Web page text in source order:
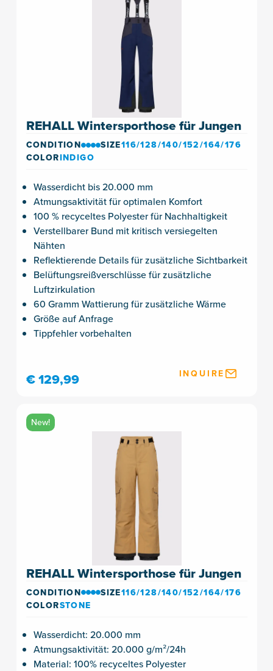
REHALL Wintersporthose für Jungen
CONDITION SIZE116/128/140/152/164/176
COLORINDIGO
Wasserdicht bis 20.000 mm
Atmungsaktivität für optimalen Komfort
100 % recyceltes Polyester für Nachhaltigkeit
Verstellbarer Bund mit kritisch versiegelten
Nähten
Reflektierende Details für zusätzliche Sichtbarkeit
Belüftungsreißverschlüsse für zusätzliche
Luftzirkulation
60 Gramm Wattierung für zusätzliche Wärme
Größe auf Anfrage
Tippfehler vorbehalten
€ 129,99 INQUIRE
New!
REHALL Wintersporthose für Jungen
CONDITION SIZE116/128/140/152/164/176
COLORSTONE
Wasserdicht: 20.000 mm
Atmungsaktivität: 20.000 g/m²/24h
Material: 100% recyceltes Polyester